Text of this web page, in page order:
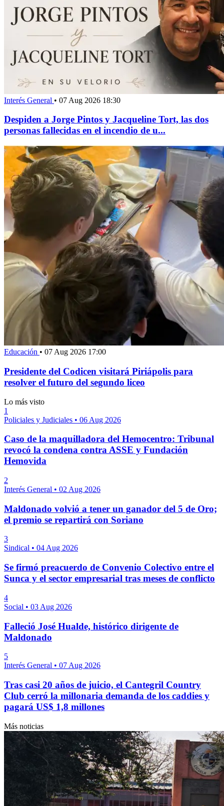
Interés General • 07 Aug 2026 18:30
Despiden a Jorge Pintos y Jacqueline Tort, las dos
personas fallecidas en el incendio de u...
Educación • 07 Aug 2026 17:00
Presidente del Codicen visitará Piriápolis para
resolver el futuro del segundo liceo
Lo más visto
1
Policiales y Judiciales • 06 Aug 2026
Caso de la maquilladora del Hemocentro: Tribunal
revocó la condena contra ASSE y Fundación
Hemovida
2
Interés General • 02 Aug 2026
Maldonado volvió a tener un ganador del 5 de Oro;
el premio se repartirá con Soriano
3
Sindical • 04 Aug 2026
Se firmó preacuerdo de Convenio Colectivo entre el
Sunca y el sector empresarial tras meses de conflicto
4
Social • 03 Aug 2026
Falleció José Hualde, histórico dirigente de
Maldonado
5
Interés General • 07 Aug 2026
Tras casi 20 años de juicio, el Cantegril Country
Club cerró la millonaria demanda de los caddies y
pagará US$ 1,8 millones
Más noticias